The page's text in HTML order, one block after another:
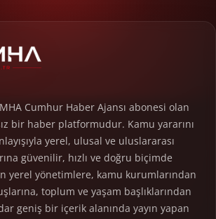
Cumhur Haber Ajansı abonesi olan
bir haber platformudur. Kamu yararını
yerel, ulusal ve uluslararası
güvenilir, hızlı ve doğru biçimde
yerel yönetimlere, kamu kurumlarından
toplum ve yaşam başlıklarından
geniş bir içerik alanında yayın yapan